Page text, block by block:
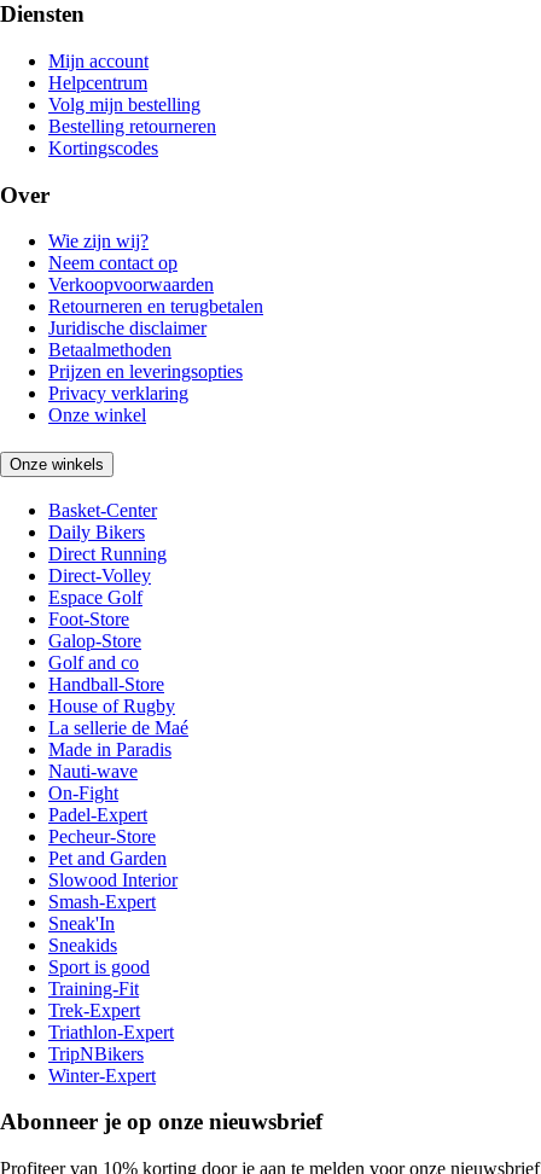
Diensten
Mijn account
Helpcentrum
Volg mijn bestelling
Bestelling retourneren
Kortingscodes
Over
Wie zijn wij?
Neem contact op
Verkoopvoorwaarden
Retourneren en terugbetalen
Juridische disclaimer
Betaalmethoden
Prijzen en leveringsopties
Privacy verklaring
Onze winkel
Onze winkels
Basket-Center
Daily Bikers
Direct Running
Direct-Volley
Espace Golf
Foot-Store
Galop-Store
Golf and co
Handball-Store
House of Rugby
La sellerie de Maé
Made in Paradis
Nauti-wave
On-Fight
Padel-Expert
Pecheur-Store
Pet and Garden
Slowood Interior
Smash-Expert
Sneak'In
Sneakids
Sport is good
Training-Fit
Trek-Expert
Triathlon-Expert
TripNBikers
Winter-Expert
Abonneer je op onze nieuwsbrief
Profiteer van 10% korting door je aan te melden voor onze nieuwsbrief